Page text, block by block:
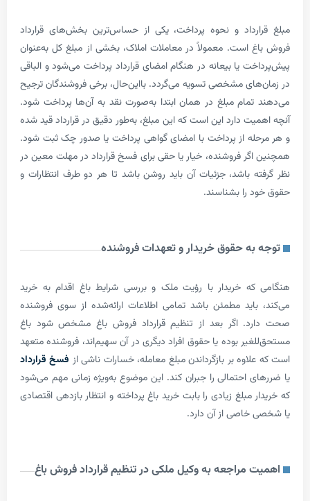
و نحوه پرداخت، یکی از حساس‌ترین بخش‌های قرارداد
است. معمولاً در معاملات املاک، بخشی از مبلغ کل به‌عنوان
یا بیعانه در هنگام امضای قرارداد پرداخت می‌شود و الباقی
مشخصی تسویه می‌گردد. بااین‌حال، برخی فروشندگان ترجیح
مبلغ در همان ابتدا به‌صورت نقد به آن‌ها پرداخت شود.
دارد این است که این مبلغ، به‌طور دقیق در قرارداد قید شده
از پرداخت با امضای گواهی پرداخت یا صدور چک ثبت شود.
فروشنده، خیار یا حقی برای فسخ قرارداد در مهلت معین در
باشد، جزئیات آن باید روشن باشد تا هر دو طرف انتظارات و
را بشناسند.
حقوق خریدار و تعهدات فروشنده
خریدار با رؤیت ملک و بررسی شرایط باغ اقدام به خرید
مطمئن باشد تمامی اطلاعات ارائه‌شده از سوی فروشنده
اگر بعد از تنظیم قرارداد فروش باغ مشخص شود باغ
بوده یا حقوق افراد دیگری در آن سهیم‌اند، فروشنده متعهد
بر بازگرداندن مبلغ معامله، خسارات ناشی ازفسخ قرارداد
احتمالی را جبران کند. این موضوع به‌ویژه زمانی مهم می‌شود
مبلغ زیادی را بابت خرید باغ پرداخته و انتظار بازدهی اقتصادی
از آن دارد.
مراجعه به وکیل ملکی در تنظیم قرارداد فروش باغ